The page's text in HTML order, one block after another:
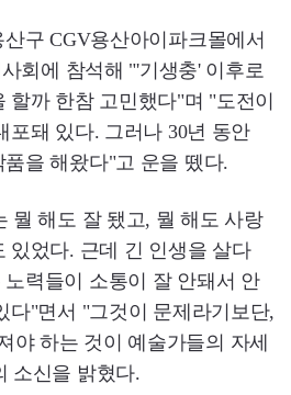
구 CGV용산아이파크몰에서
회에 참석해 "'기생충' 이후로
할까 한참 고민했다"며 "도전이
포돼 있다. 그러나 30년 동안
을 해왔다"고 운을 뗐다.
뭘 해도 잘 됐고, 뭘 해도 사랑
있었다. 근데 긴 인생을 살다
력들이 소통이 잘 안돼서 안
다"면서 "그것이 문제라기보단,
야 하는 것이 예술가들의 자세
소신을 밝혔다.